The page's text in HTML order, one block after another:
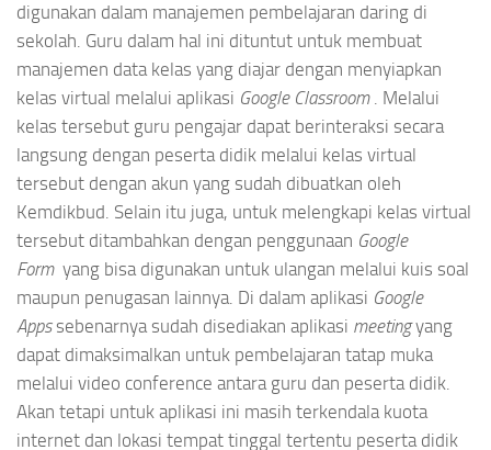
digunakan dalam manajemen pembelajaran daring di
sekolah. Guru dalam hal ini dituntut untuk membuat
manajemen data kelas yang diajar dengan menyiapkan
kelas virtual melalui aplikasi Google Classroom . Melalui
kelas tersebut guru pengajar dapat berinteraksi secara
langsung dengan peserta didik melalui kelas virtual
tersebut dengan akun yang sudah dibuatkan oleh
Kemdikbud. Selain itu juga, untuk melengkapi kelas virtual
tersebut ditambahkan dengan penggunaan Google
Form yang bisa digunakan untuk ulangan melalui kuis soal
maupun penugasan lainnya. Di dalam aplikasi Google
Appssebenarnya sudah disediakan aplikasi meetingyang
dapat dimaksimalkan untuk pembelajaran tatap muka
melalui video conference antara guru dan peserta didik.
Akan tetapi untuk aplikasi ini masih terkendala kuota
internet dan lokasi tempat tinggal tertentu peserta didik